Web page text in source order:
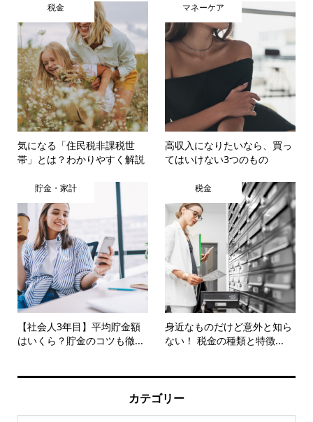
税金
気になる「住民税非課税世
帯」とは？わかりやすく解説
マネーケア
高収入になりたいなら、買っ
てはいけない3つのもの
貯金・家計
【社会人3年目】平均貯金額
はいくら？貯金のコツも徹...
税金
身近なものだけど意外と知ら
ない！ 税金の種類と特徴...
カテゴリー